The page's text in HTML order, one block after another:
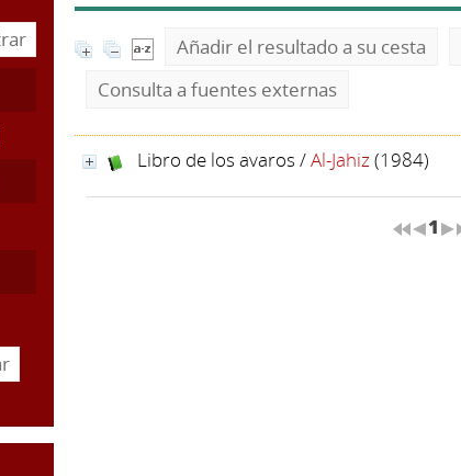
Añadir el resultado a su cesta
Consulta a fuentes externas
Libro de los avaros /Al-Jahiz(1984)
1